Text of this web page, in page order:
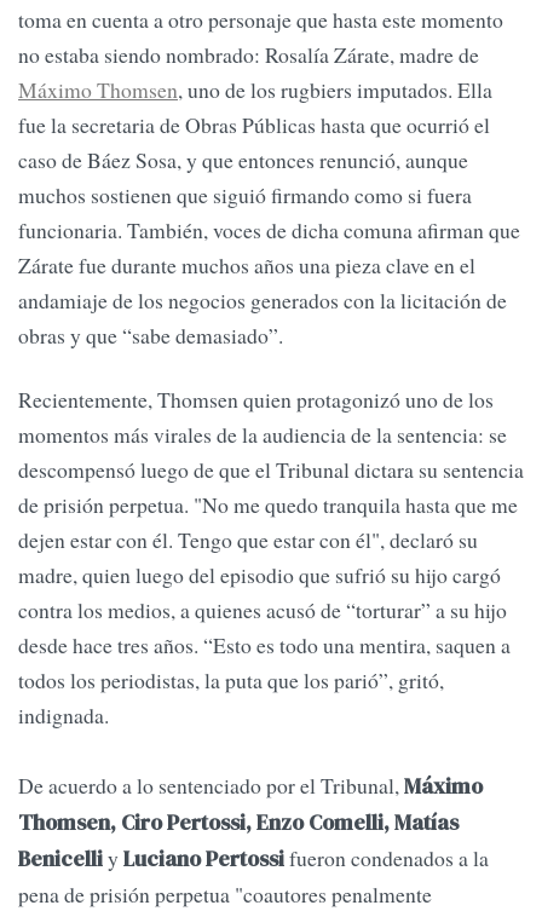
toma en cuenta a otro personaje que hasta este momento
no estaba siendo nombrado: Rosalía Zárate, madre de
Máximo Thomsen, uno de los rugbiers imputados. Ella
fue la secretaria de Obras Públicas hasta que ocurrió el
caso de Báez Sosa, y que entonces renunció, aunque
muchos sostienen que siguió firmando como si fuera
funcionaria. También, voces de dicha comuna afirman que
Zárate fue durante muchos años una pieza clave en el
andamiaje de los negocios generados con la licitación de
obras y que “sabe demasiado”.
Recientemente, Thomsen quien protagonizó uno de los
momentos más virales de la audiencia de la sentencia: se
descompensó luego de que el Tribunal dictara su sentencia
de prisión perpetua. "No me quedo tranquila hasta que me
dejen estar con él. Tengo que estar con él", declaró su
madre, quien luego del episodio que sufrió su hijo cargó
contra los medios, a quienes acusó de “torturar” a su hijo
desde hace tres años. “Esto es todo una mentira, saquen a
todos los periodistas, la puta que los parió”, gritó,
indignada.
De acuerdo a lo sentenciado por el Tribunal,Máximo
Thomsen, Ciro Pertossi, Enzo Comelli, Matías
Benicelliy Luciano Pertossifueron condenados a la
pena de prisión perpetua "coautores penalmente